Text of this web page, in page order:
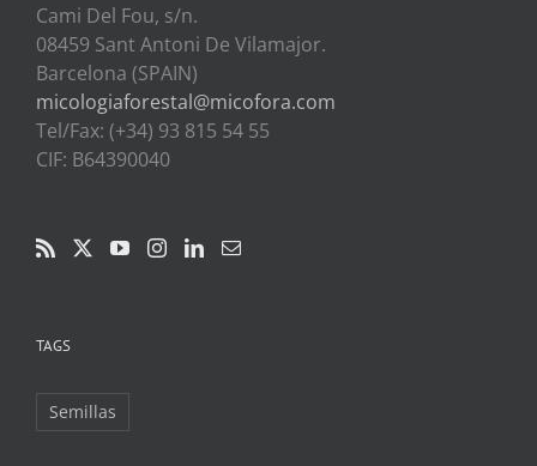
Cami Del Fou, s/n.
08459 Sant Antoni De Vilamajor.
Barcelona (SPAIN)
micologiaforestal@micofora.com
Tel/Fax: (+34) 93 815 54 55
CIF: B64390040
TAGS
Semillas